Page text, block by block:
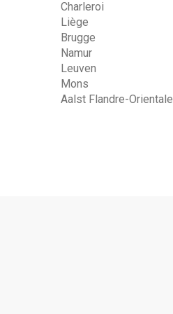
Charleroi
Liège
Brugge
Namur
Leuven
Mons
Aalst Flandre-Orientale